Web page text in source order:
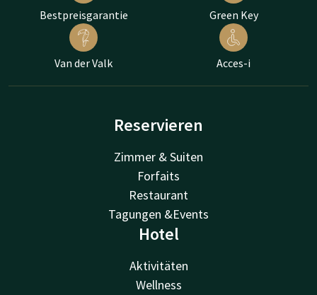
Bestpreisgarantie Green Key
Van der Valk Acces-i
Reservieren
Zimmer & Suiten
Forfaits
Restaurant
Tagungen &Events
Hotel
Aktivitäten
Wellness